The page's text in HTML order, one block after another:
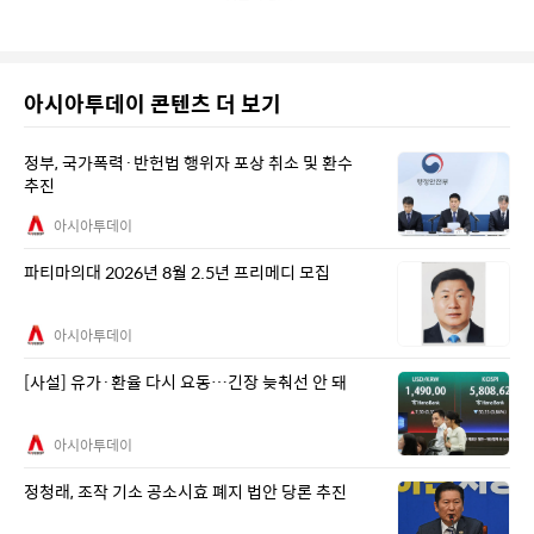
아시아투데이 콘텐츠 더 보기
정부, 국가폭력·반헌법 행위자 포상 취소 및 환수
추진
아시아투데이
파티마의대 2026년 8월 2.5년 프리메디 모집
아시아투데이
[사설] 유가·환율 다시 요동…긴장 늦춰선 안 돼
아시아투데이
정청래, 조작 기소 공소시효 폐지 법안 당론 추진